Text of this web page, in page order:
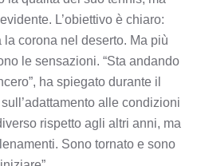
L’obiettivo è chiaro:
corona nel deserto. Ma più
le sensazioni. “Sta andando
ha spiegato durante il
alle condizioni
rispetto agli altri anni, ma
Sono tornato e sono